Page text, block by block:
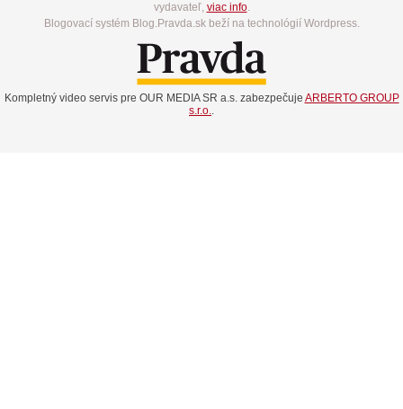
vydavateľ, viac info.
Blogovací systém Blog.Pravda.sk beží na technológií Wordpress.
Kompletný video servis pre OUR MEDIA SR a.s. zabezpečuje ARBERTO GROUP
s.r.o..